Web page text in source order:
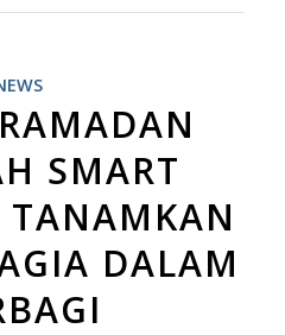
SMART
DALAM